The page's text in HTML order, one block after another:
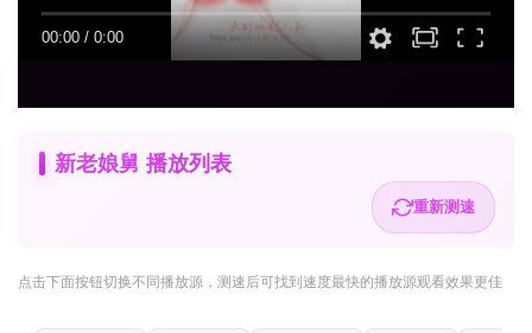
00:00 / 0:00
新老娘舅 播放列表
重新测速
点击下面按钮切换不同播放源 ，测速后可找到速度最快的播放源观看效果更佳